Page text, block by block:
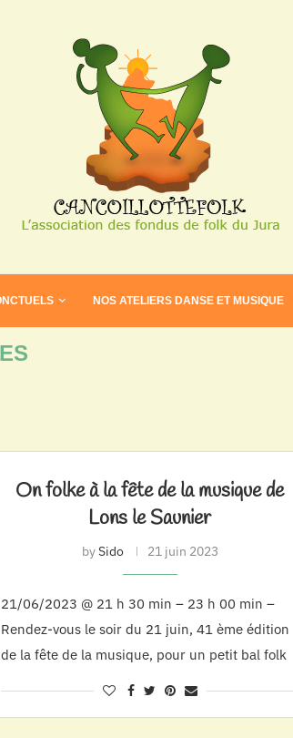
NOS ATELIERS DANSE ET MUSIQUE
On folke à la fête de la musique de
Lons le Saunier
bySido 21 juin 2023
21/06/2023 @ 21 h 30 min – 23 h 00 min –
Rendez-vous le soir du 21 juin, 41 ème édition
de la fête de la musique, pour un petit bal folk